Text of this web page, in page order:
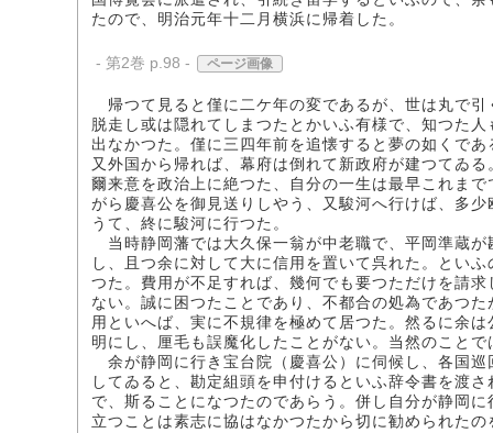
たので、明治元年十二月横浜に帰着した。
- 第2巻 p.98 - ページ画像
帰つて見ると僅に二ケ年の変であるが、世は丸で
脱走し或は隠れてしまつたとかいふ有様で、知つた
出なかつた。僅に三四年前を追懐すると夢の如くで
又外国から帰れば、幕府は倒れて新政府が建つてゐ
爾来意を政治上に絶つた、自分の一生は最早これま
がら慶喜公を御見送りしやう、又駿河へ行けば、多
うて、終に駿河に行つた。
当時静岡藩では大久保一翁が中老職で、平岡準蔵
し、且つ余に対して大に信用を置いて呉れた。とい
つた。費用が不足すれば、幾何でも要つただけを請
ない。誠に困つたことであり、不都合の処為であつ
用といへば、実に不規律を極めて居つた。然るに余
明にし、厘毛も誤魔化したことがない。当然のこと
余が静岡に行き宝台院（慶喜公）に伺候し、各国
してゐると、勘定組頭を申付けるといふ辞令書を渡
で、斯ることになつたのであらう。併し自分が静岡
立つことは素志に協はなかつたから切に勧められた